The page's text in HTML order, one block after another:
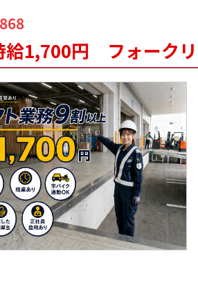
給1,700円 フォーク